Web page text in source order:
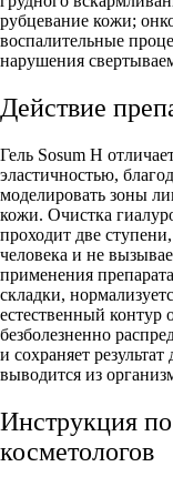
рубцевание кожи;
воспалительные
нарушения
Действие
Гель Sosum H
эластичностью,
моделировать зоны
кожи. Очистка
проходит две
человека и не
применения
складки,
естественный контур
безболезненно
и сохраняет
выводится из
Инструкция
косметологов